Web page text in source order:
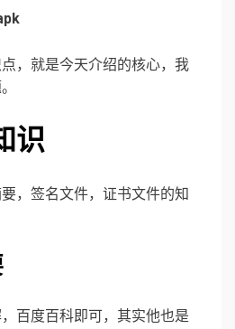
，就是今天介绍的核心，我
识
，签名文件，证书文件的知
百度百科即可，其实他也是